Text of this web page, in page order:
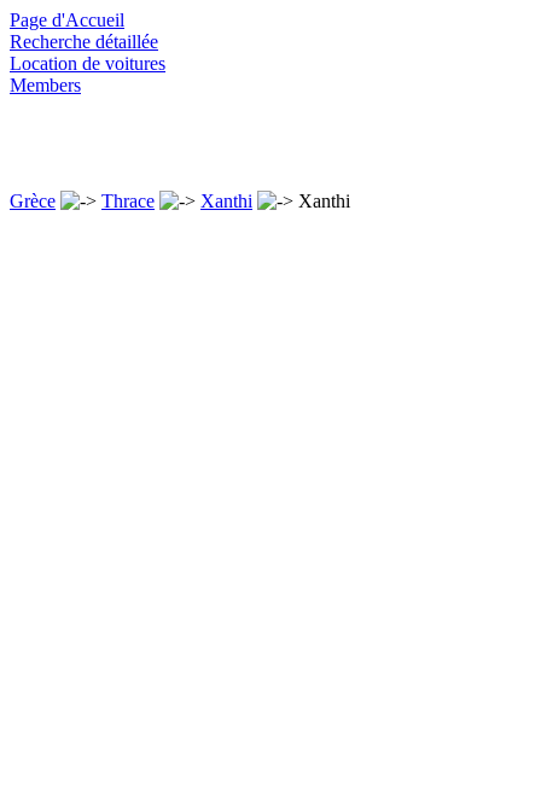
Page d'Accueil
Recherche détaillée
Location de voitures
Members
Grèce Thrace Xanthi Xanthi